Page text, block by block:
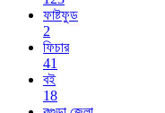
ফাষ্টফুড
2
ফিচার
41
বই
18